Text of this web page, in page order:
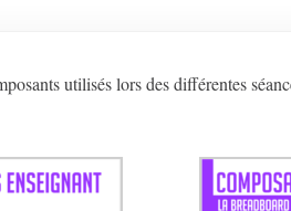
utilisés lors des différentes